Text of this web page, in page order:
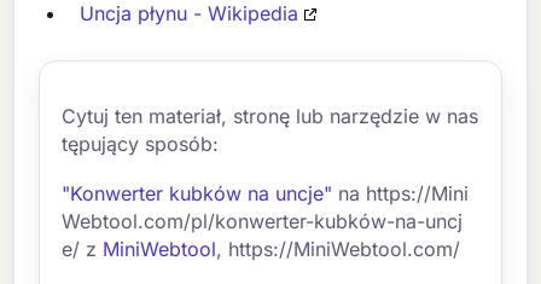
Uncja płynu - Wikipedia
Cytuj ten materiał, stronę lub narzędzie w nas
tępujący sposób:
"Konwerter kubków na uncje" na https://Mini
Webtool.com/pl/konwerter-kubków-na-uncj
e/ z MiniWebtool, https://MiniWebtool.com/